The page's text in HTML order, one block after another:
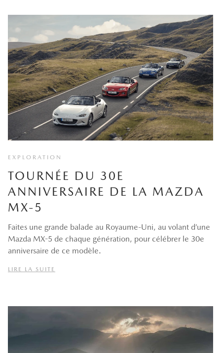
EXPLORATION
TOURNÉE DU 30E
ANNIVERSAIRE DE LA MAZDA
MX-5
Faites une grande balade au Royaume-Uni, au volant d’une
Mazda MX-5 de chaque génération, pour célébrer le 30e
anniversaire de ce modèle.
LIRE LA SUITE